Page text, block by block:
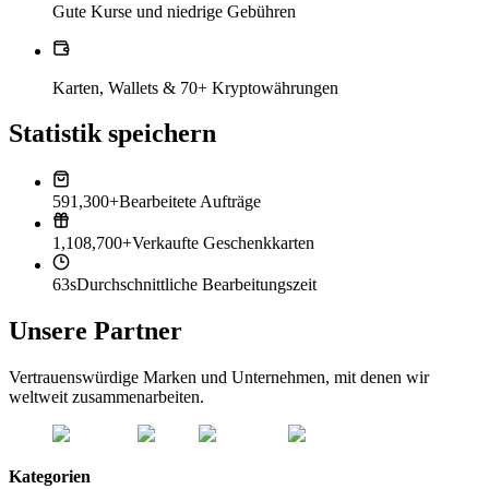
Gute Kurse und niedrige Gebühren
Karten, Wallets & 70+ Kryptowährungen
Statistik speichern
591,300+Bearbeitete Aufträge
1,108,700+Verkaufte Geschenkkarten
63sDurchschnittliche Bearbeitungszeit
Unsere Partner
Vertrauenswürdige Marken und Unternehmen, mit denen wir
weltweit zusammenarbeiten.
Kategorien